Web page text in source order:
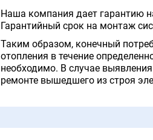
Наша компания дает гарантию
Гарантийный срок на монтаж
Таким образом, конечный
отопления в течение
необходимо. В случае
ремонте вышедшего из строя